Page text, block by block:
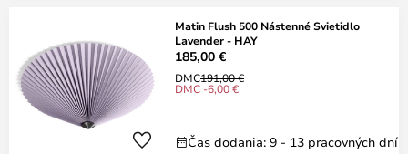
Matin Flush 500 Nástenné Svietidlo
Lavender - HAY
185,00 €
DMC191,00 €
DMC -6,00 €
Čas dodania: 9 - 13 pracovných dní